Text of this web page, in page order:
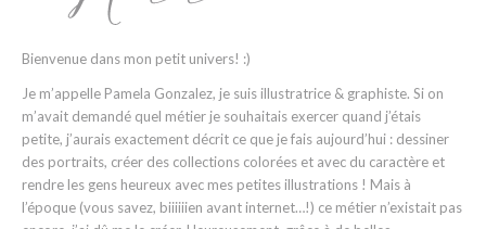
Bienvenue dans mon petit univers! :)
Je m’appelle Pamela Gonzalez, je suis illustratrice & graphiste. Si on
m’avait demandé quel métier je souhaitais exercer quand j’étais
petite, j’aurais exactement décrit ce que je fais aujourd’hui : dessiner
des portraits, créer des collections colorées et avec du caractère et
rendre les gens heureux avec mes petites illustrations ! Mais à
l’époque (vous savez, biiiiiien avant internet…!) ce métier n’existait pas